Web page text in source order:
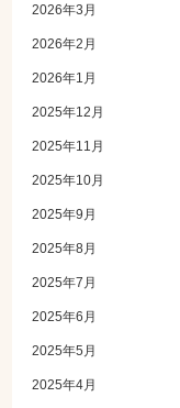
2026年3月
2026年2月
2026年1月
2025年12月
2025年11月
2025年10月
2025年9月
2025年8月
2025年7月
2025年6月
2025年5月
2025年4月